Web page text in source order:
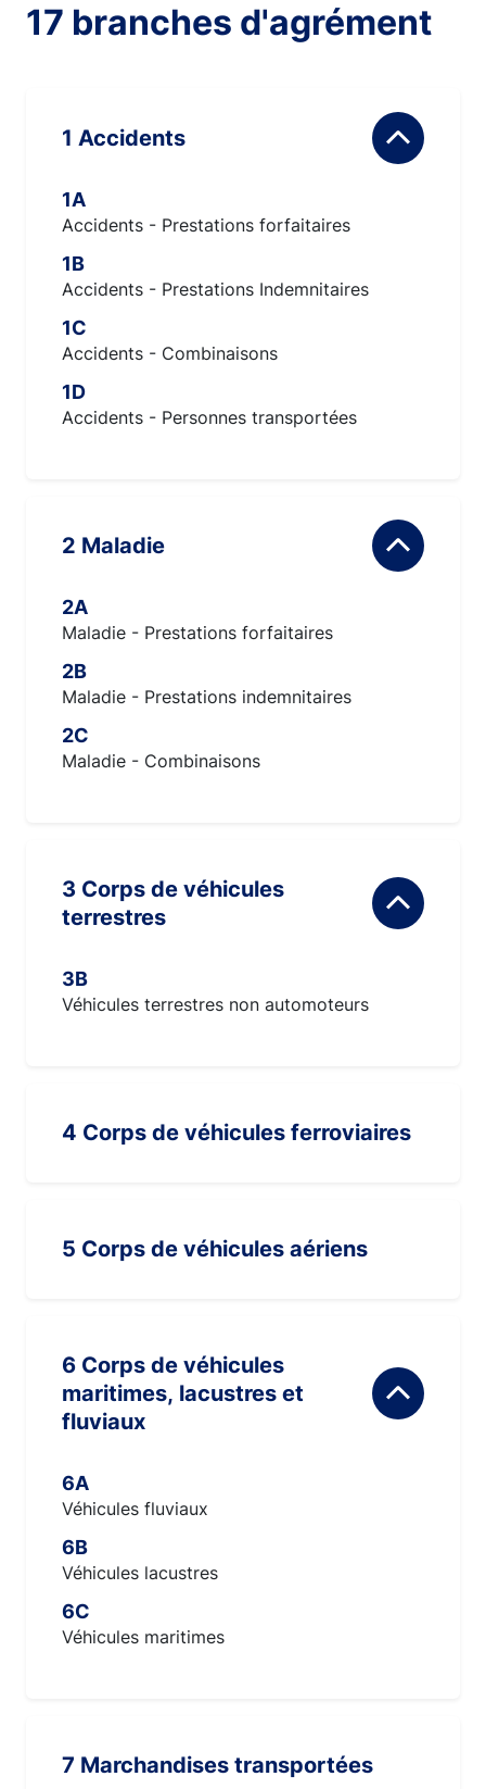
17 branches d'agrément
1 Accidents
1A
Accidents - Prestations forfaitaires
1B
Accidents - Prestations Indemnitaires
1C
Accidents - Combinaisons
1D
Accidents - Personnes transportées
2 Maladie
2A
Maladie - Prestations forfaitaires
2B
Maladie - Prestations indemnitaires
2C
Maladie - Combinaisons
3 Corps de véhicules
terrestres
3B
Véhicules terrestres non automoteurs
4 Corps de véhicules ferroviaires
5 Corps de véhicules aériens
6 Corps de véhicules
maritimes, lacustres et
fluviaux
6A
Véhicules fluviaux
6B
Véhicules lacustres
6C
Véhicules maritimes
7 Marchandises transportées